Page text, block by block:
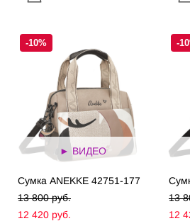
-10%
► ВИДЕО
Сумка ANEKKE 42751-177
13 800 pуб.
12 420 pуб.
-
13
12